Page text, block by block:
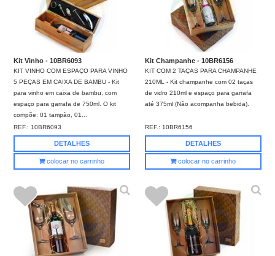
Kit Vinho - 10BR6093
KIT VINHO COM ESPAÇO PARA VINHO
5 PEÇAS EM CAIXA DE BAMBU - Kit
para vinho em caixa de bambu, com
espaço para garrafa de 750ml. O kit
compõe: 01 tampão, 01...
REF.: 10BR6093
DETALHES
colocar no carrinho
Kit Champanhe - 10BR6156
KIT COM 2 TAÇAS PARA CHAMPANHE
210ML - Kit champanhe com 02 taças
de vidro 210ml e espaço para garrafa
até 375ml (Não acompanha bebida).
REF.: 10BR6156
DETALHES
colocar no carrinho